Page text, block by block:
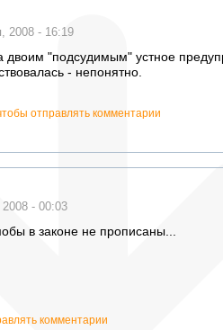
2008 - 16:19
"подсудимым" устное
- непонятно.
чтобы отправлять комментарии
- 00:03
в законе не прописаны...
комментарии